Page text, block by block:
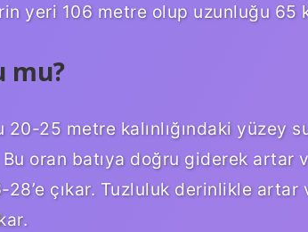
yeri 106 metre olup uzunluğu 65
mu?
25 metre kalınlığındaki yüzey
oran batıya doğru giderek artar
28’e çıkar. Tuzluluk derinlikle